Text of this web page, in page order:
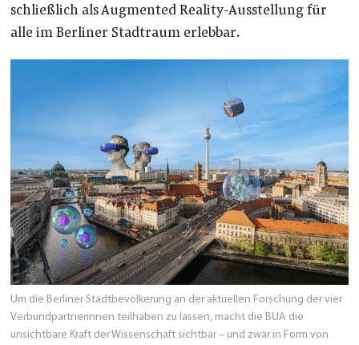
schließlich als Augmented Reality-Ausstellung für
alle im Berliner Stadtraum erlebbar.
Um die Berliner Stadtbevölkerung an der aktuellen Forschung der vier
Verbundpartnerinnen teilhaben zu lassen, macht die BUA die
unsichtbare Kraft der Wissenschaft sichtbar – und zwar in Form von